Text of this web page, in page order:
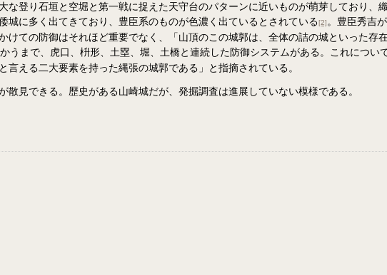
な登り石垣と空堀と第一戦に捉えた天守台のパターンに近いものが萌芽しており
城に多く出てきており、豊臣系のものが色濃く出ているとされている[2] 。豊臣秀吉
けての防御はそれほど重要でなく、「山頂のこの城郭は、全体の詰の城といった
うまで、虎口、枡形、土塁、堀、土橋と連続した防御システムがある。これにつ
える二大要素を持った縄張の城郭である」と指摘されている。
見できる。歴史がある山崎城だが、発掘調査は進展していない模様である。